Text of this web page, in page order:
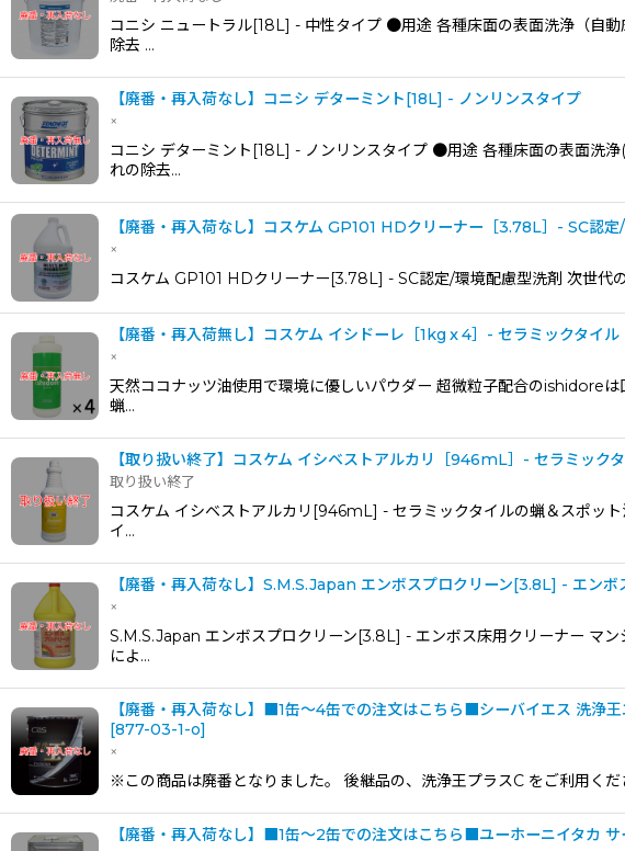
コニシ ニュートラル[18L] - 中性タイプ ●用途 各種床面の表面洗浄（自
除去 …
【廃番・再入荷なし】コニシ デターミント[18L] - ノンリンスタイプ
×
コニシ デターミント[18L] - ノンリンスタイプ ●用途 各種床面の表面洗
れの除去…
【廃番・再入荷なし】コスケム GP101 HDクリーナー［3.78L］- SC認
×
コスケム GP101 HDクリーナー[3.78L] - SC認定/環境配慮型洗剤 次世
【廃番・再入荷無し】コスケム イシドーレ［1kgｘ4］- セラミックタイ
×
天然ココナッツ油使用で環境に優しいパウダー 超微粒子配合のishidore
蝋…
【取り扱い終了】コスケム イシベストアルカリ［946mL］- セラミック
取り扱い終了
コスケム イシベストアルカリ[946mL] - セラミックタイルの蝋＆スポッ
イ…
【廃番・再入荷なし】S.M.S.Japan エンボスプロクリーン[3.8L] - エンボ
×
S.M.S.Japan エンボスプロクリーン[3.8L] - エンボス床用クリーナー マ
によ…
【廃番・再入荷なし】■1缶〜4缶での注文はこちら■シーバイエス 洗浄
[877-03-1-o]
×
※この商品は廃番となりました。 後継品の、洗浄王プラスC をご利用く
【廃番・再入荷なし】■1缶〜2缶での注文はこちら■ユーホーニイタカ